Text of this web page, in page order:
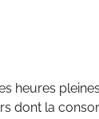
heures
dont la